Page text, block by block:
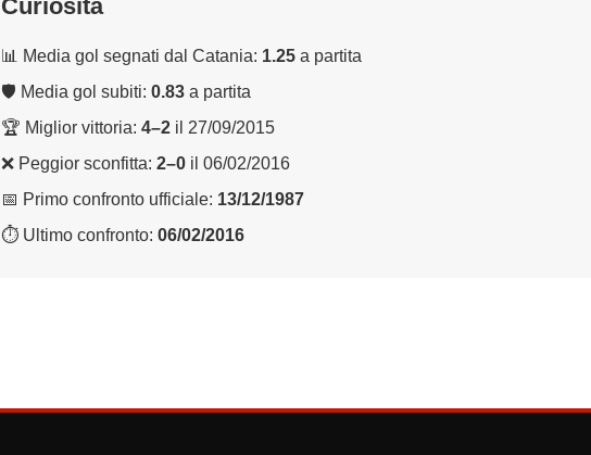
Curiosità
📊 Media gol segnati dal Catania: 1.25 a partita
🛡 Media gol subiti: 0.83 a partita
🏆 Miglior vittoria: 4–2 il 27/09/2015
❌ Peggior sconfitta: 2–0 il 06/02/2016
📅 Primo confronto ufficiale: 13/12/1987
⏱ Ultimo confronto: 06/02/2016